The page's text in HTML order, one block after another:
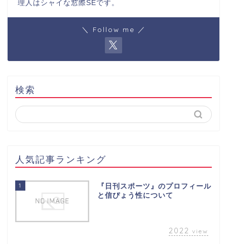
理人はシャイな窓際SEです。
＼ Follow me ／
検索
人気記事ランキング
1
『日刊スポーツ』のプロフィール
と信ぴょう性について
2022 view